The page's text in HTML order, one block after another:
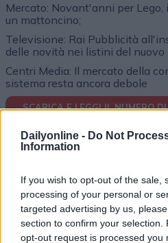
Dailyonline - Do Not
Information
If you wish to opt-out of the sale,
processing of your personal or
targeted advertising by us,
section to confirm your selection.
opt-out request is processed you
Mercato: Novant'anni per
un mattoncino;
Televisione: Rai Pubblicità
delle novità nei listini del
Centri Media: Il mercato della
sistema resta ancora debole
SCARICA E LEGGI IL NUMERO
Altri magazine che